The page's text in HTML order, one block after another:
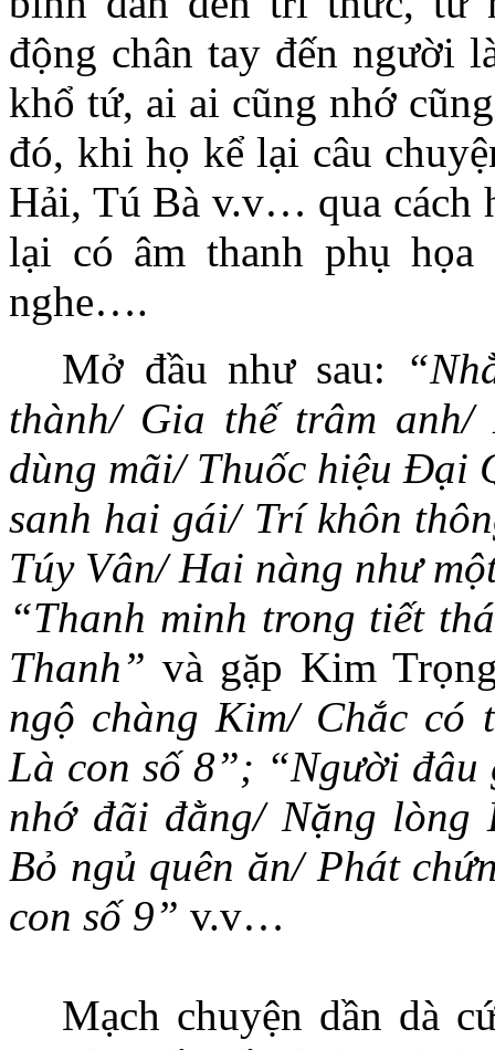
động chân tay đến người
khổ tứ, ai ai cũng nhớ
đó, khi họ kể lại câu
Hải, Tú Bà v.v… qua cách
lại có âm thanh phụ
nghe….
Mở đầu như sau:
thành/ Gia thế trâm
dùng mãi/ Thuốc hiệu Đại
sanh hai gái/ Trí khôn
Túy Vân/ Hai nàng như
“Thanh minh trong tiết
Thanh”và gặp Kim
ngộ chàng Kim/ Chắc có
Là con số 8”; “Người
nhớ đãi đằng/ Nặng
Bỏ ngủ quên ăn/ Phát
con số 9” v.v…
Mạch chuyện dần dà